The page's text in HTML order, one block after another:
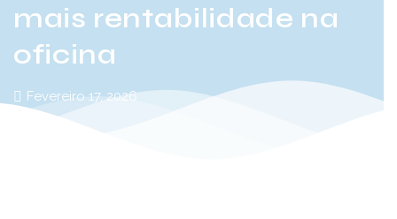
mais rentabilidade na
oficina
Fevereiro 17, 2026